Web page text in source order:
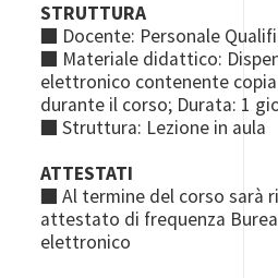
STRUTTURA
■ Docente: Personale
■ Materiale didattico:
elettronico contenente
durante il corso; Durata: 1
■ Struttura: Lezione in aula
ATTESTATI
■ Al termine del corso sarà
attestato di frequenza
elettronico